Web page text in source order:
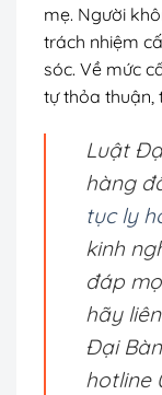
mẹ. Người
trách nhiệm
sóc. Về mức
tự thỏa thuận,
Luật
hàng
tục ly
kinh
đáp
hãy
Đại
hotline